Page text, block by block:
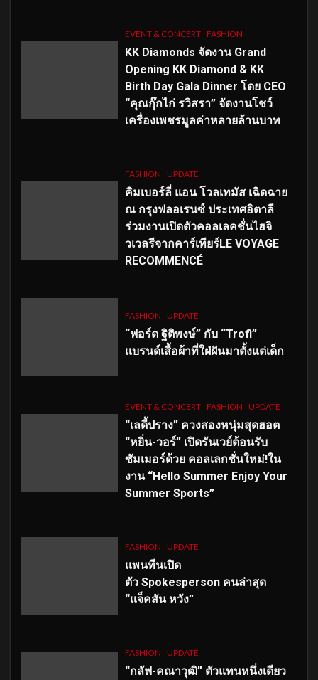
EVENT & CONCERT FASHION
KK Diamonds จัดงาน Grand
Opening KK Diamond & KK
Birth Day Gala Dinner โดย CEO
“คุณกุ๊กไก่ รวิสรา” จัดงานโชว์
เครื่องเพชรมูลค่าหลายล้านบาท
FASHION UPDATE
คิมเบอร์ลี่ แอน โวลเทมัส เฉิดฉาย
ณ กรุงฟลอเรนซ์ ประเทศอิตาลี
ร่วมงานเปิดตัวคอลเลคชั่นไฮจิ
วเวลรีจากคาร์เทียร์LE VOYAGE
RECOMMENCÉ
FASHION UPDATE
“ฟอร์ด ฐิติพงษ์” กับ “Trofi”
แบรนด์เสื้อผ้าที่ใฝ่ฝันมาตั้งแต่เด็ก
EVENT & CONCERT FASHION UPDATE
“เลดี้ปราง” ควงสองหนุ่มสุดฮอต
“หยิ่น-วอร์” เปิดรันเวย์ต้อนรับ
ซัมเมอร์ด้วย คอลเลกชั่นใหม่!ใน
งาน “Hello Summer Enjoy Your
Summer Sports”
FASHION UPDATE
แพนทีนเปิด
ตัว Spokesperson คนล่าสุด
“แจ็คสัน หวัง”
FASHION UPDATE
“กลัฟ-คณาวุฒิ” ตัวแทนหนึ่งเดียว